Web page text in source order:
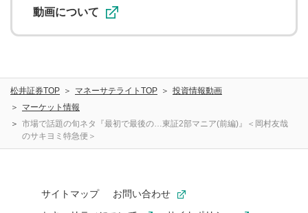
ることがあります。
動画について
松井証券TOP マネーサテライトTOP
投資情報動画
マーケット情報
市場で話題の旬ネタ『最初で最後の…東証2部マニア(前編)』＜岡村友哉
のサキヨミ特急便＞
サイトマップ
お問い合わせ